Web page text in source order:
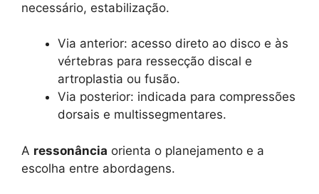
necessário, estabilização.
Via anterior: acesso direto ao disco e às
vértebras para ressecção discal e
artroplastia ou fusão.
Via posterior: indicada para compressões
dorsais e multissegmentares.
A ressonância orienta o planejamento e a
escolha entre abordagens.